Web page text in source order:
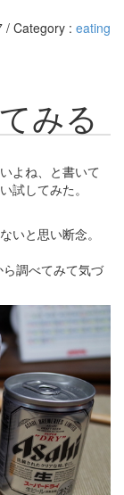
/ Category : eating
みる
よね、と書いて
試してみた。
いと思い断念。
調べてみて気づ